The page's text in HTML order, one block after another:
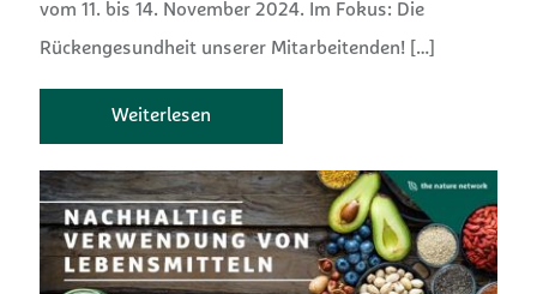
vom 11. bis 14. November 2024. Im Fokus: Die
Rückengesundheit unserer Mitarbeitenden! […]
Weiterlesen